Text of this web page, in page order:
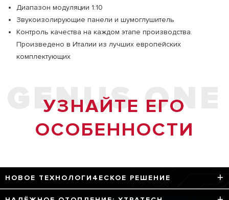
Диапазон модуляции 1:10
Звукоизолирующие панели и шумоглушитель
Контроль качества на каждом этапе производства.
Произведено в Италии из лучших европейских
комплектующих
GENUS ONE
УЗНАЙТЕ ЕГО
ОСОБЕННОСТИ
НОВОЕ ТЕХНОЛОГИ4ЕСКОЕ РЕШЕНИЕ
Четыре технологии для максимальной